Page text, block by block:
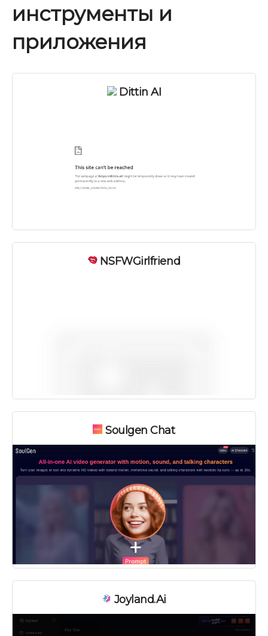
инструменты и
приложения
Dittin AI
NSFWGirlfriend
Soulgen Chat
Joyland.ai